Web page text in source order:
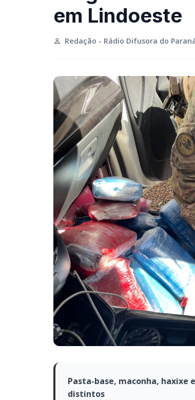
em Lindoeste
Redação - Rádio Difusora do
Pasta-base, maconha, haxixe
distintos